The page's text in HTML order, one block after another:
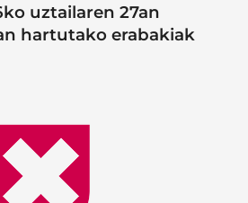
uztailaren 27an
hartutako erabakiak